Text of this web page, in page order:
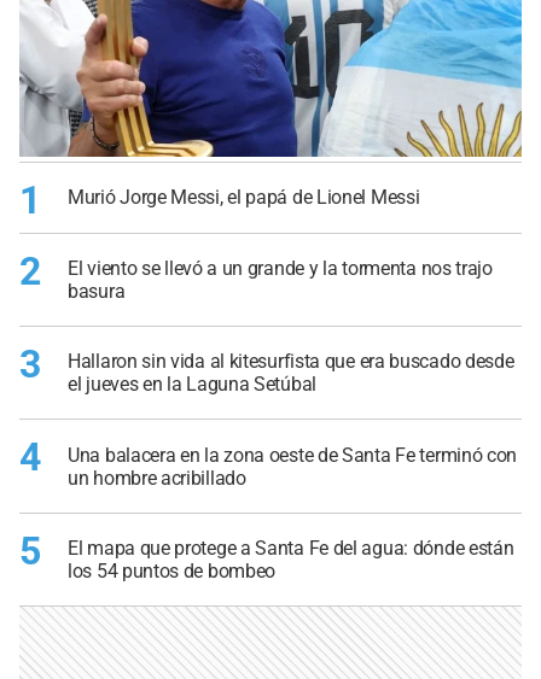
1 Murió Jorge Messi, el papá de Lionel Messi
2
El viento se llevó a un grande y la tormenta nos trajo
basura
3
Hallaron sin vida al kitesurfista que era buscado desde
el jueves en la Laguna Setúbal
4
Una balacera en la zona oeste de Santa Fe terminó con
un hombre acribillado
5
El mapa que protege a Santa Fe del agua: dónde están
los 54 puntos de bombeo